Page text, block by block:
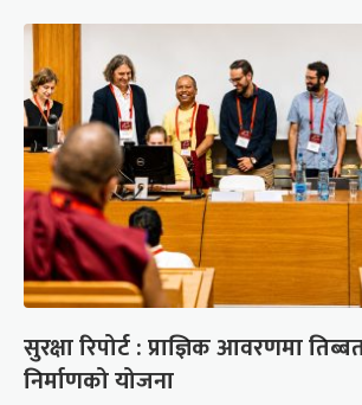
सुरक्षा रिपोर्ट : प्राज्ञिक आवरणमा
निर्माणको योजना